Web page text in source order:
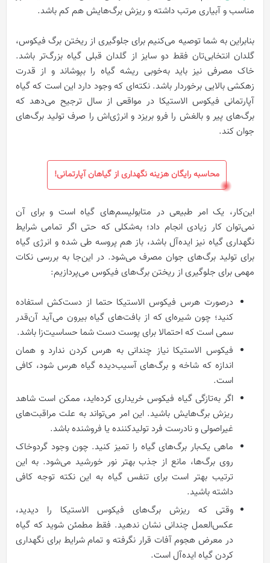
مناسب و آبیاری مرتب داشته و ریزش برگ‌هایش هم کم باشد.
بنابراین به شما توصیه می‌کنیم برای جلوگیری از ریختن برگ فیکوس،
گلدان انتخابی‌تان فقط دو سایز از گلدان قبلی گیاه بزرگ‌تر باشد.
خاک مصرفی نیز باید به‌خوبی ریشه گیاه را بپوشاند و از قدرت
زهکشی بالایی برخوردار باشد. نکته‌ای که وجود دارد این است که گیاه
آپارتمانی فیکوس الاستیکا در مواقعی از سال ترجیح می‌دهد که
برگ‌های پیر و بالغش را فرو بریزد و انرژی‌اش را صرف تولید برگ‌های
جوان کند.
محاسبه رایگان هزینه نگهداری از گیاهان آپارتمانی!
این‌کار، یک امر طبیعی در متابولیسم‌های گیاه است و برای آن
نمی‌توان کار زیادی انجام داد؛ به‌شکلی که حتی اگر تمامی شرایط
نگهداری گیاه نیز ایده‌آل باشد، باز هم پروسه طی شده و انرژی گیاه
برای تولید برگ‌های جوان مصرف می‌شود. در این‌جا به بررسی نکات
مهمی برای جلوگیری از ریختن برگ‌های فیکوس می‌پردازیم:
درصورت هرس فیکوس الاستیکا حتما از دست‌کش استفاده
کنید؛ چون شیره‌ای که از بافت‌های گیاه بیرون می‌آید آن‌قدر
سمی است که احتمالا برای پوست دست شما حساسیت‌زا باشد.
فیکوس الاستیکا نیاز چندانی به هرس کردن ندارد و همان
اندازه که شاخه و برگ‌های آسیب‌دیده گیاه هرس شود، کافی
است.
اگر به‌تازگی گیاه فیکوس خریداری کرده‌اید، ممکن است شاهد
ریزش برگ‌هایش باشید. این امر می‌تواند به علت مراقبت‌های
غیراصولی و نادرست فرد تولیدکننده یا فروشنده باشد.
ماهی یک‌بار برگ‌های گیاه را تمیز کنید. چون وجود گردوخاک
روی برگ‌ها، مانع از جذب بهتر نور خورشید می‌شود. به این
ترتیب بهتر است برای تنفس گیاه به این نکته توجه کافی
داشته باشید.
وقتی که ریزش برگ‌های فیکوس الاستیکا را دیدید،
عکس‌العمل چندانی نشان ندهید. فقط مطمئن شوید که گیاه
در معرض هجوم آفات قرار نگرفته و تمام شرایط برای نگهداری
کردن گیاه ایده‌آل است.